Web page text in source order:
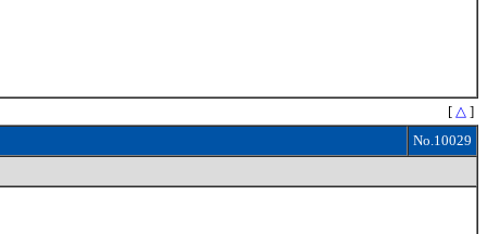
[ △ ]
No.10029